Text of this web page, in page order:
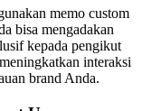
memo custom
bisa mengadakan
kepada pengikut
interaksi
brand Anda.